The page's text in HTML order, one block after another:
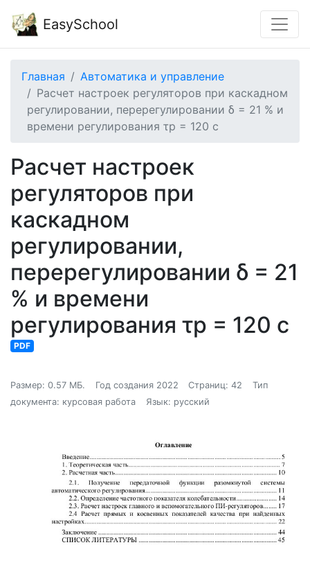
EasySchool
Главная
Автоматика и управление
Расчет настроек регуляторов при каскадном
регулировании, перерегулировании δ = 21 % и
времени регулирования τр = 120 с
Расчет настроек
регуляторов при
каскадном
регулировании,
перерегулировании δ = 21
% и времени
регулирования τр = 120 с
PDF
Размер: 0.57 МБ. Год создания 2022 Страниц: 42
Тип
документа: курсовая работа
Язык: русский